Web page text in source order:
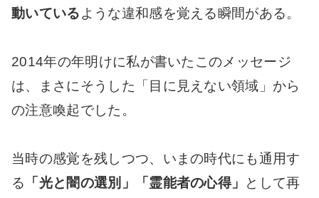
動いているような違和感を覚える瞬間がある。
2014年の年明けに私が書いたこのメッセージ
は、まさにそうした「目に見えない領域」から
の注意喚起でした。
当時の感覚を残しつつ、いまの時代にも通用す
る
「光と闇の選別」「霊能者の心得」
として再